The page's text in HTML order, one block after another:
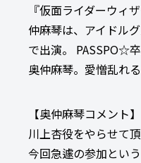
『仮面ライダーウ
仲麻琴は、アイドル
で出演。 PASSPO☆
奥仲麻琴。愛憎乱れ
【奥仲麻琴コメント】
川上杏役をやらせて
今回急遽の参加とい